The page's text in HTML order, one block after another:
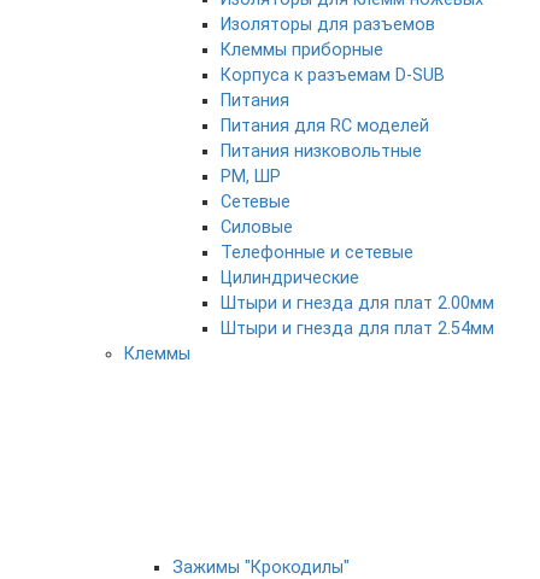
Изоляторы для разъемов
Клеммы приборные
Корпуса к разъемам D-SUB
Питания
Питания для RC моделей
Питания низковольтные
РМ, ШР
Сетевые
Силовые
Телефонные и сетевые
Цилиндрические
Штыри и гнезда для плат 2.00мм
Штыри и гнезда для плат 2.54мм
Клеммы
Зажимы "Крокодилы"